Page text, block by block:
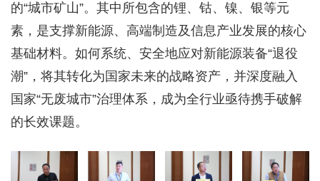
的“城市矿山”。其中所包含的锂、钴、镍、银等元
素，是支撑新能源、高端制造及信息产业发展的核心
基础材料。如何系统、安全地应对新能源装备“退役
潮”，将其转化为国家未来的战略资产，并深度融入
国家“无废城市”治理体系，成为全行业亟待携手破解
的长效课题。